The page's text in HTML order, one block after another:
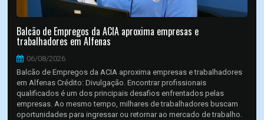
Balcão de Empregos da ACIA aproxima empresas e
trabalhadores em Alfenas
06/08/2026
Balcão de Empregos da ACIA aproxima empresas e trabalhadores
em Alfenas Crédito: Divulgação. Encontrar profissionais
qualificados é um dos principais desafios enfrentados pelas
empresas. Ao mesmo tempo, milhares de trabalhadores buscam
oportunidades para ingressar ou retornar ao mercado de trabalho.